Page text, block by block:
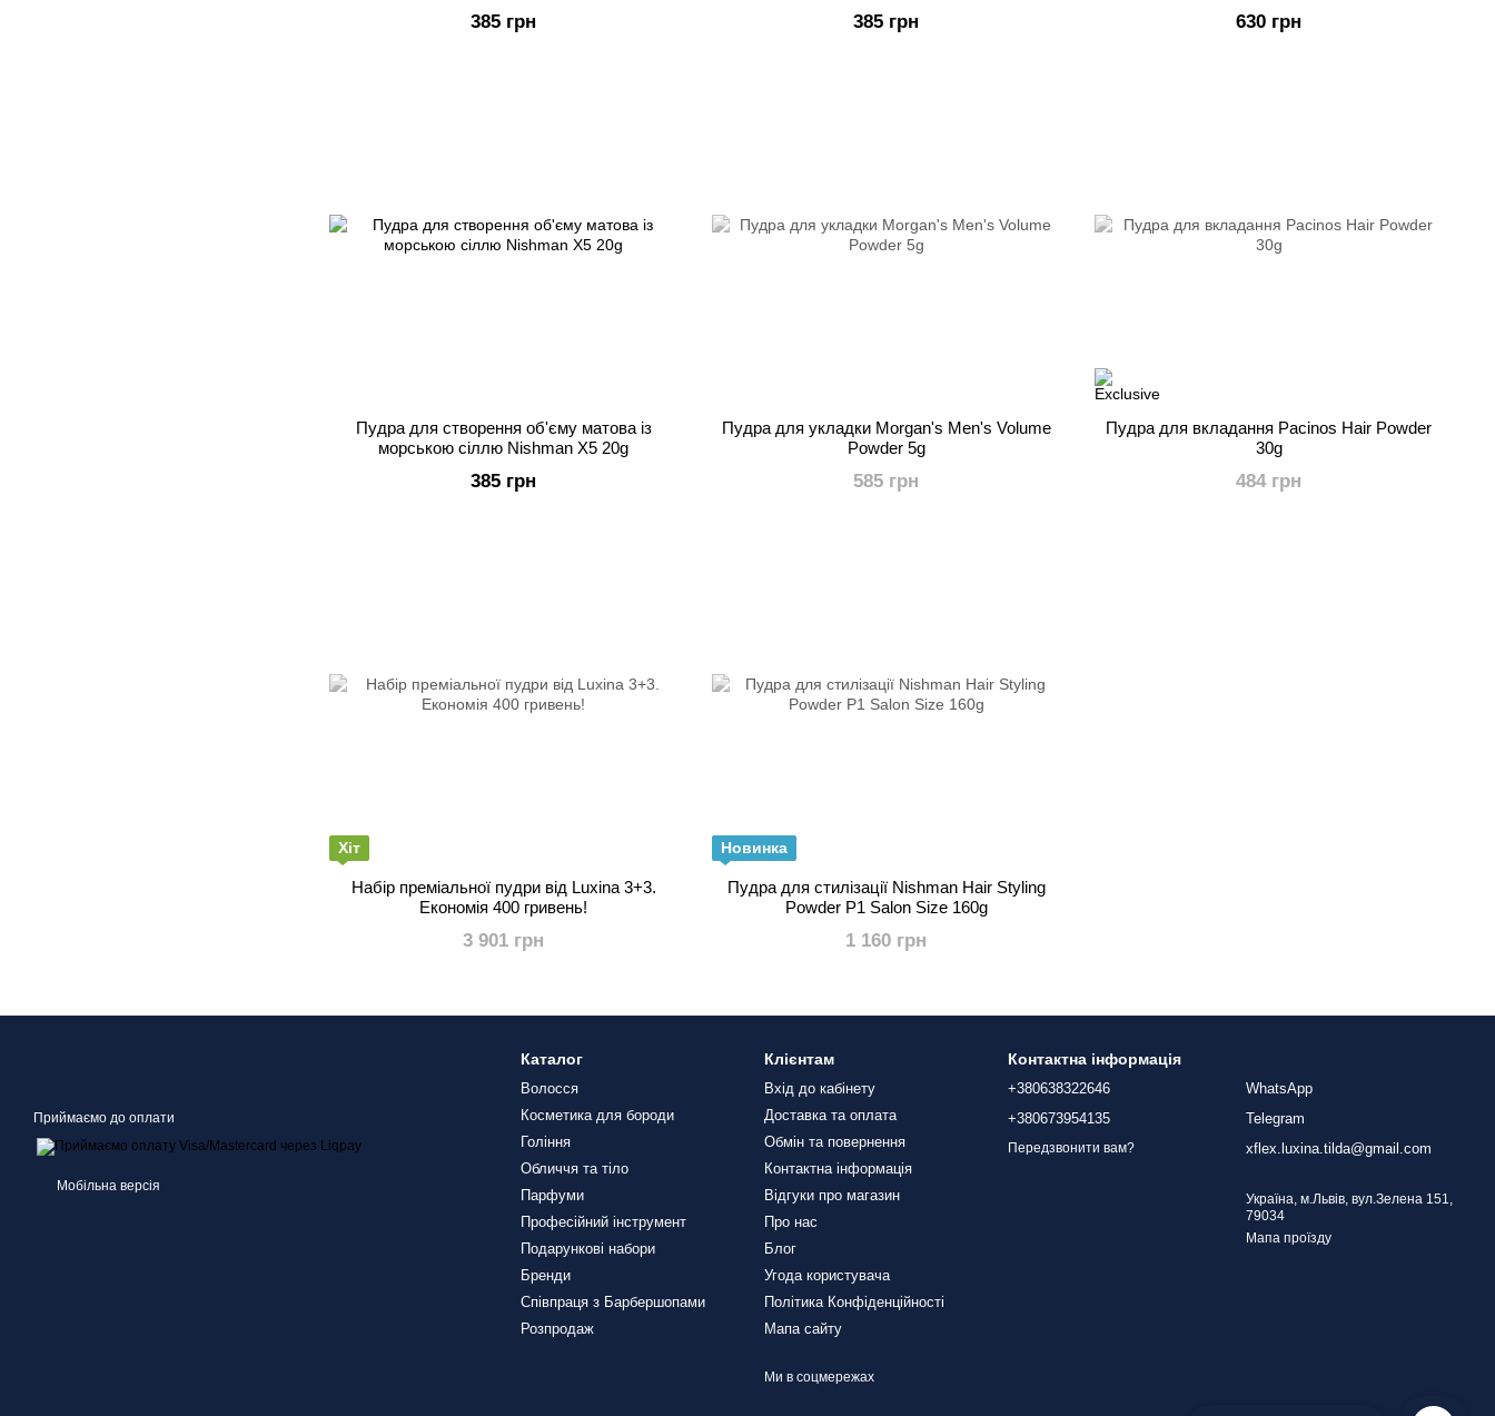
385 грн 385 грн 630 грн
Пудра для створення об'єму матова із
морською сіллю Nishman X5 20g
385 грн
Пудра для укладки Morgan's Men's Volume
Powder 5g
585 грн
Пудра для вкладання Pacinos Hair Powder
30g
484 грн
Хіт
Набір преміальної пудри від Luxina 3+3.
Економія 400 гривень!
3 901 грн
Новинка
Пудра для стилізації Nishman Hair Styling
Powder P1 Salon Size 160g
1 160 грн
Приймаємо до оплати
Мобільна версія
Каталог
Волосся
Косметика для бороди
Гоління
Обличчя та тіло
Парфуми
Професійний інструмент
Подарункові набори
Бренди
Співпраця з Барбершопами
Розпродаж
Клієнтам
Вхід до кабінету
Доставка та оплата
Обмін та повернення
Контактна інформація
Відгуки про магазин
Про нас
Блог
Угода користувача
Політика Конфіденційності
Мапа сайту
Ми в соцмережах
Контактна інформація
+380638322646
+380673954135
Передзвонити вам?
WhatsApp
Telegram
xflex.luxina.tilda@gmail.com
Україна, м.Львів, вул.Зелена 151,
79034
Мапа проїзду